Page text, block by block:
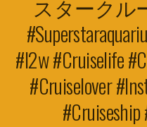
スタークル
#i2w #cruiselife
#cruiselover